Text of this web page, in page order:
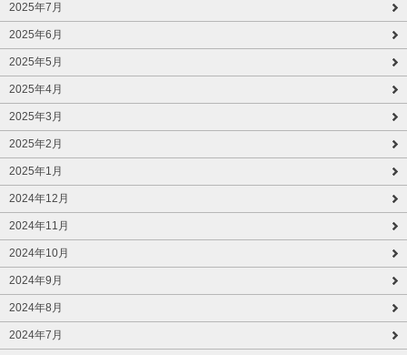
2025年7月
2025年6月
2025年5月
2025年4月
2025年3月
2025年2月
2025年1月
2024年12月
2024年11月
2024年10月
2024年9月
2024年8月
2024年7月